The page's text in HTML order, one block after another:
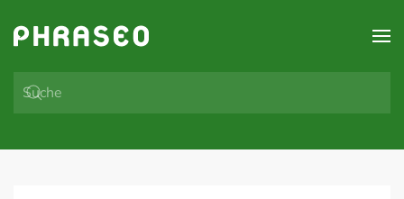
Zum Hauptinhalt springen